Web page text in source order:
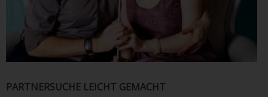
PARTNERSUCHE LEICHT GEMACHT